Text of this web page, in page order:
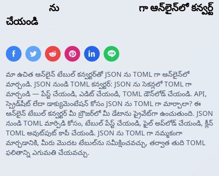
ను
గా ఆన్‌లైన్‌లో కన్వర్ట్
చేయండి
మా ఉచిత ఆన్‌లైన్ టేబుల్ కన్వర్టర్‌తో JSON ను TOML గా ఆన్‌లైన్‌లో
మార్చండి. JSON నుండి TOML కన్వర్టర్: JSON ను సెకన్లలో TOML గా
మార్చండి — పేస్ట్ చేయండి, ఎడిట్ చేయండి, TOML డౌన్‌లోడ్ చేయండి. API,
స్ప్రెడ్‌షీట్ లేదా డాక్యుమెంటేషన్ కోసం JSON ను TOML గా మార్చాలా? ఈ
ఆన్‌లైన్ టేబుల్ కన్వర్టర్ మీ బ్రౌజర్‌లో మీ డేటాను ప్రైవేట్‌గా ఉంచుతుంది. JSON
నుండి TOML మార్పిడి కోసం, టేబుల్ పేస్ట్ చేయండి, ఫైల్ అప్‌లోడ్ చేయండి, క్లీన్
TOML అవుట్‌పుట్ కాపీ చేయండి. JSON ను TOML గా నమ్మకంగా
మార్చడానికి, మీరు మొదట టేబుల్‌ను సమీక్షించవచ్చు, తర్వాత తుది TOML
ఫలితాన్ని ఎగుమతి చేయవచ్చు.